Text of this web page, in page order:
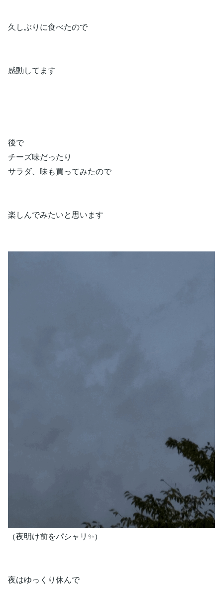
久しぶりに食べたので
感動してます
後で
チーズ味だったり
サラダ、味も買ってみたので
楽しんでみたいと思います
（夜明け前をパシャリ✨）
夜はゆっくり休んで